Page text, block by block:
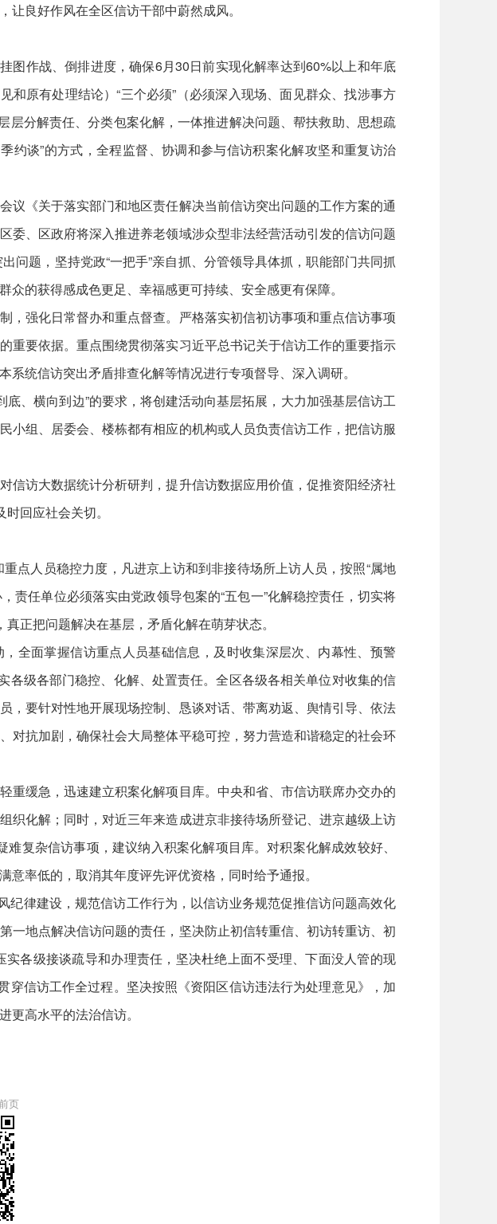
良好作风在全区信访干部中蔚然成风。
图作战、倒排进度，确保6月30日前实现化解率达到60%以上和年底
和原有处理结论）“三个必须”（必须深入现场、面见群众、找涉事方
层分解责任、分类包案化解，一体推进解决问题、帮扶救助、思想疏
约谈”的方式，全程监督、协调和参与信访积案化解攻坚和重复访治
议《关于落实部门和地区责任解决当前信访突出问题的工作方案的通
、区政府将深入推进养老领域涉众型非法经营活动引发的信访问题
题，坚持党政“一把手”亲自抓、分管领导具体抓，职能部门共同抓
的获得感成色更足、幸福感更可持续、安全感更有保障。
，强化日常督办和重点督查。严格落实初信初访事项和重点信访事项
重要依据。重点围绕贯彻落实习近平总书记关于信访工作的重要指示
统信访突出矛盾排查化解等情况进行专项督导、深入调研。
底、横向到边”的要求，将创建活动向基层拓展，大力加强基层信访工
组、居委会、楼栋都有相应的机构或人员负责信访工作，把信访服
信访大数据统计分析研判，提升信访数据应用价值，促推资阳经济社
回应社会关切。
点人员稳控力度，凡进京上访和到非接待场所上访人员，按照“属地
责任单位必须落实由党政领导包案的“五包一”化解稳控责任，切实将
正把问题解决在基层，矛盾化解在萌芽状态。
全面掌握信访重点人员基础信息，及时收集深层次、内幕性、预警
各级各部门稳控、化解、处置责任。全区各级各相关单位对收集的信
，要针对性地开展现场控制、恳谈对话、带离劝返、舆情引导、依法
对抗加剧，确保社会大局整体平稳可控，努力营造和谐稳定的社会环
重缓急，迅速建立积案化解项目库。中央和省、市信访联席办交办的
织化解；同时，对近三年来造成进京非接待场所登记、进京越级上访
复杂信访事项，建议纳入积案化解项目库。对积案化解成效较好、
率低的，取消其年度评先评优资格，同时给予通报。
纪律建设，规范信访工作行为，以信访业务规范促推信访问题高效化
地点解决信访问题的责任，坚决防止初信转重信、初访转重访、初
各级接谈疏导和办理责任，坚决杜绝上面不受理、下面没人管的现
穿信访工作全过程。坚决按照《资阳区信访违法行为处理意见》，加
高水平的法治信访。
页